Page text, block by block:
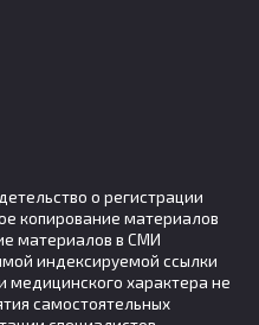
о регистрации
копирование материалов
материалов в СМИ
индексируемой ссылки
медицинского характера не
самостоятельных